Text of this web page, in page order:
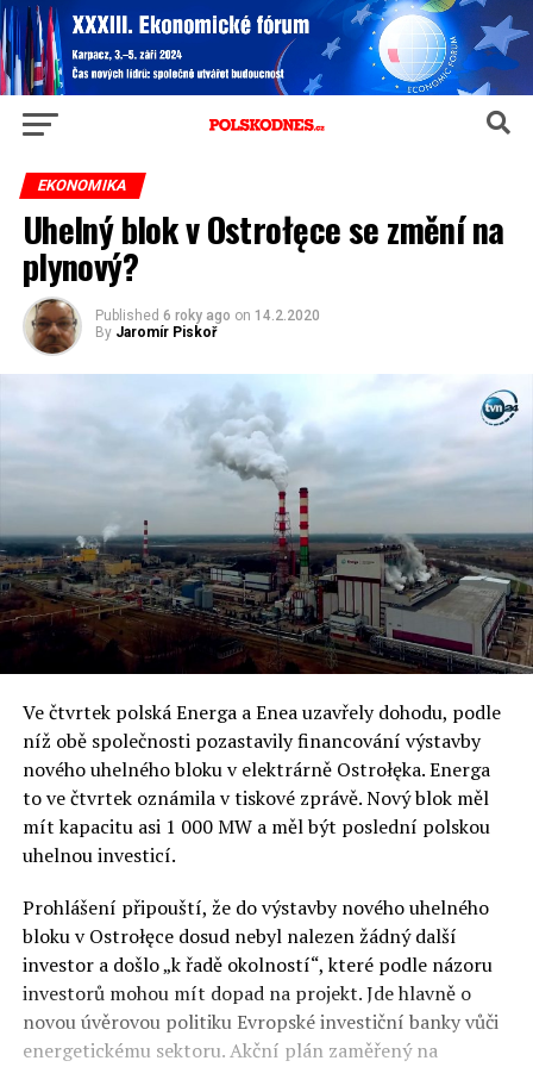
EKONOMIKA
Uhelný blok v Ostrołęce se změní na
plynový?
Published 6 roky ago on 14.2.2020
By Jaromír Piskoř
Ve čtvrtek polská Energa a Enea uzavřely dohodu, podle
níž obě společnosti pozastavily financování výstavby
nového uhelného bloku v elektrárně Ostrołęka. Energa
to ve čtvrtek oznámila v tiskové zprávě. Nový blok měl
mít kapacitu asi 1 000 MW a měl být poslední polskou
uhelnou investicí.
Prohlášení připouští, že do výstavby nového uhelného
bloku v Ostrołęce dosud nebyl nalezen žádný další
investor a došlo „k řadě okolností“, které podle názoru
investorů mohou mít dopad na projekt. Jde hlavně o
novou úvěrovou politiku Evropské investiční banky vůči
energetickému sektoru. Akční plán zaměřený na